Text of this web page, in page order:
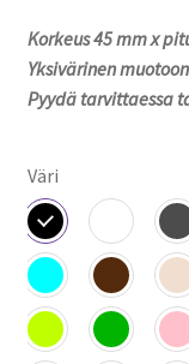
Kassa
Korkeus 45 mm x
Yksivärinen
Pyydä tarvittaessa
Väri